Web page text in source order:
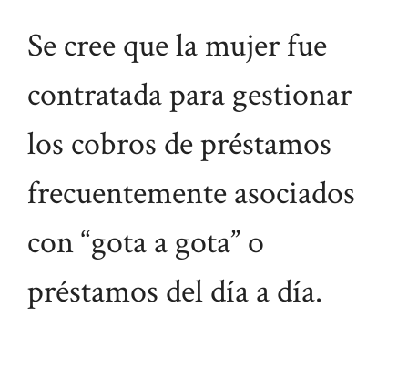
Se cree que la mujer fue
contratada para gestionar
los cobros de préstamos
frecuentemente asociados
con “gota a gota” o
préstamos del día a día.